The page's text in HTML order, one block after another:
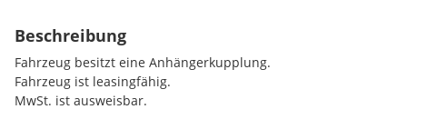
Beschreibung
Fahrzeug besitzt eine Anhängerkupplung.
Fahrzeug ist leasingfähig.
MwSt. ist ausweisbar.